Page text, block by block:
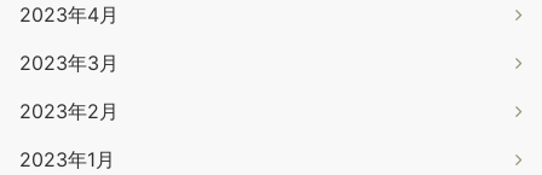
2023年4月
2023年3月
2023年2月
2023年1月